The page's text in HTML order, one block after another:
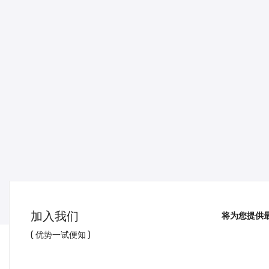
加入我们
( 优势一试便知 )
将为您提供